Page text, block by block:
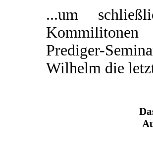
...um
Prediger-
Wilhelm die